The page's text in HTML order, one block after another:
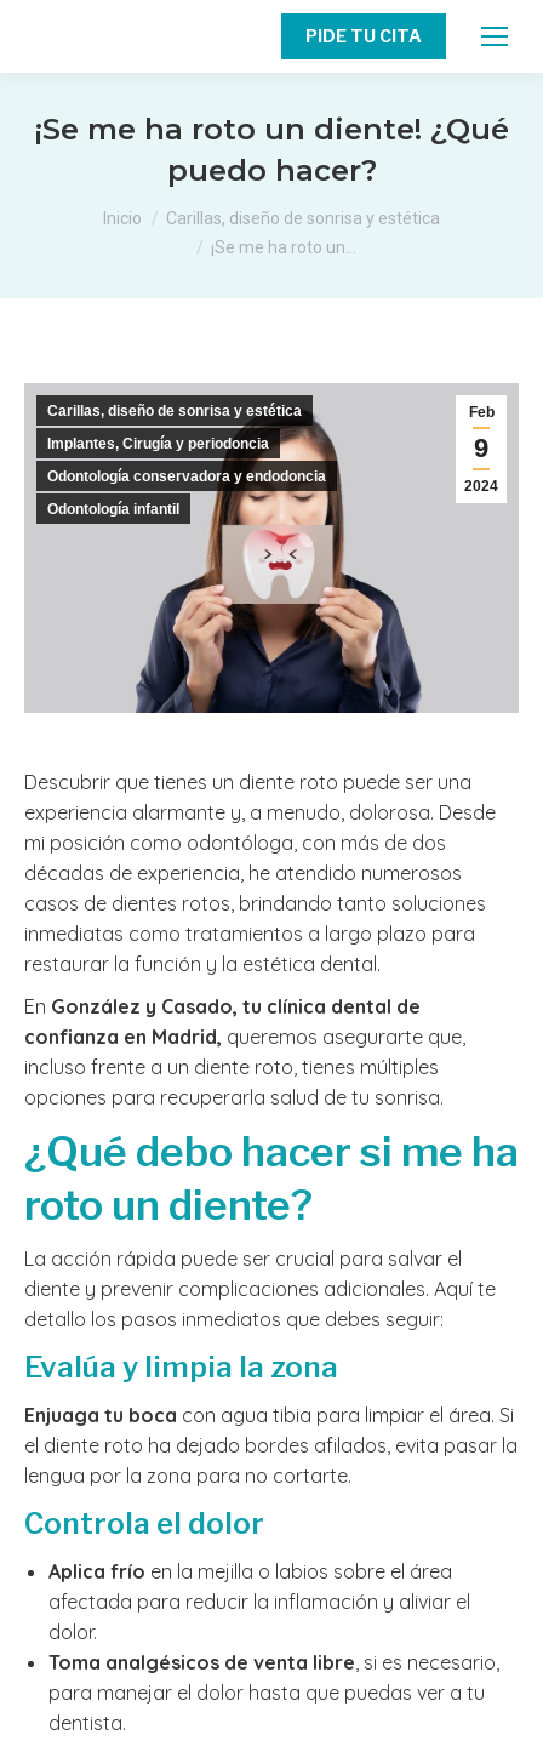
PIDE TU CITA
¡Se me ha roto un diente! ¿Qué
puedo hacer?
Estás aquí:Inicio
Carillas, diseño de sonrisa y estética
¡Se me ha roto un…
Feb
9
2024
Carillas, diseño de sonrisa y estética
Implantes, Cirugía y periodoncia
Odontología conservadora y endodoncia
Odontología infantil
Descubrir que tienes un diente roto puede ser una
experiencia alarmante y, a menudo, dolorosa. Desde
mi posición como odontóloga, con más de dos
décadas de experiencia, he atendido numerosos
casos de dientes rotos, brindando tanto soluciones
inmediatas como tratamientos a largo plazo para
restaurar la función y la estética dental.
En González y Casado, tu clínica dental de
confianza en Madrid, queremos asegurarte que,
incluso frente a un diente roto, tienes múltiples
opciones para recuperarla salud de tu sonrisa.
¿Qué debo hacer si me ha
roto un diente?
La acción rápida puede ser crucial para salvar el
diente y prevenir complicaciones adicionales. Aquí te
detallo los pasos inmediatos que debes seguir:
Evalúa y limpia la zona
Enjuaga tu boca con agua tibia para limpiar el área. Si
el diente roto ha dejado bordes afilados, evita pasar la
lengua por la zona para no cortarte.
Controla el dolor
Aplica frío en la mejilla o labios sobre el área
afectada para reducir la inflamación y aliviar el
dolor.
Toma analgésicos de venta libre, si es necesario,
para manejar el dolor hasta que puedas ver a tu
dentista.